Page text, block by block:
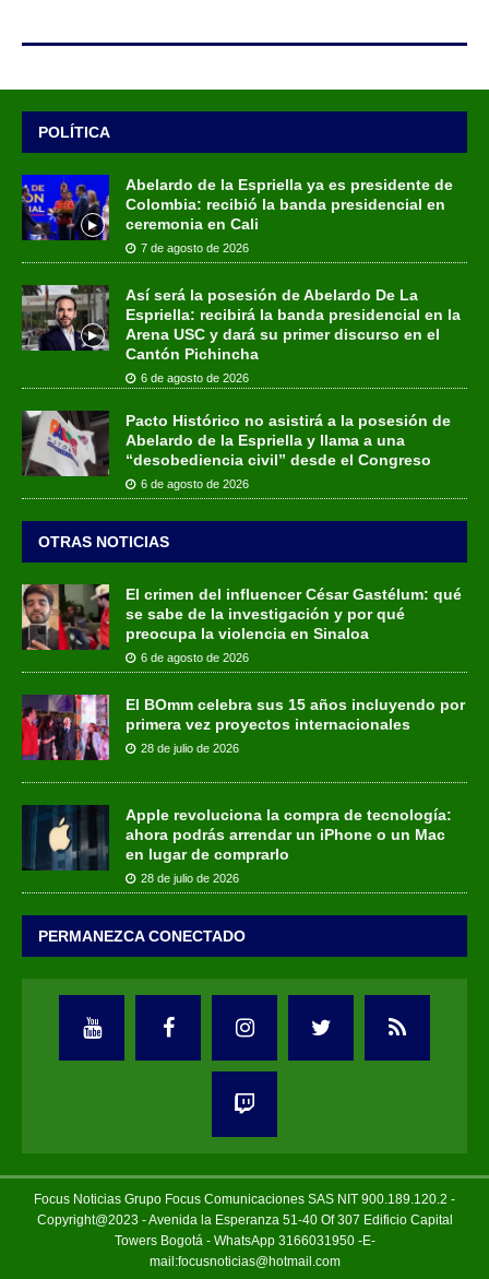
POLÍTICA
Abelardo de la Espriella ya es presidente de
Colombia: recibió la banda presidencial en
ceremonia en Cali
7 de agosto de 2026
Así será la posesión de Abelardo De La
Espriella: recibirá la banda presidencial en la
Arena USC y dará su primer discurso en el
Cantón Pichincha
6 de agosto de 2026
Pacto Histórico no asistirá a la posesión de
Abelardo de la Espriella y llama a una
“desobediencia civil” desde el Congreso
6 de agosto de 2026
OTRAS NOTICIAS
El crimen del influencer César Gastélum: qué
se sabe de la investigación y por qué
preocupa la violencia en Sinaloa
6 de agosto de 2026
El BOmm celebra sus 15 años incluyendo por
primera vez proyectos internacionales
28 de julio de 2026
Apple revoluciona la compra de tecnología:
ahora podrás arrendar un iPhone o un Mac
en lugar de comprarlo
28 de julio de 2026
PERMANEZCA CONECTADO
Focus Noticias Grupo Focus Comunicaciones SAS NIT 900.189.120.2 -
Copyright@2023 - Avenida la Esperanza 51-40 Of 307 Edificio Capital
Towers Bogotá - WhatsApp 3166031950 -E-
mail:focusnoticias@hotmail.com